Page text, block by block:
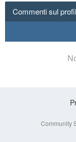
Commenti sul
Community